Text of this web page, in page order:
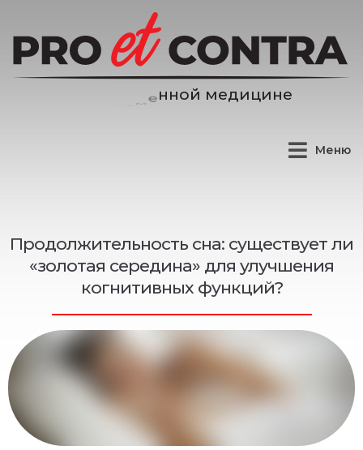
м едицине
Меню
Продолжительность сна: существует ли
«золотая середина» для улучшения
когнитивных функций?